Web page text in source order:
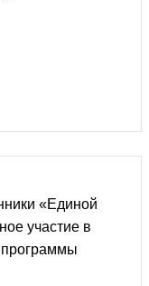
«Единой
участие в